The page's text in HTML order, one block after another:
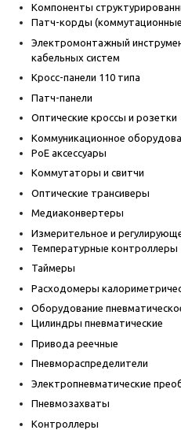
Компоненты
Патч-корды
Электромонтажный
кабельных систем
Кросс-панели 110 типа
Патч-панели
Оптические кроссы и розетки
Коммуникационное
PoE аксессуары
Коммутаторы и свитчи
Оптические трансиверы
Медиаконвертеры
Измерительное и
Температурные контроллеры
Таймеры
Расходомеры
Оборудование
Цилиндры пневматические
Привода реечные
Пневмораспределители
Электропневматические
Пневмозахваты
Контроллеры